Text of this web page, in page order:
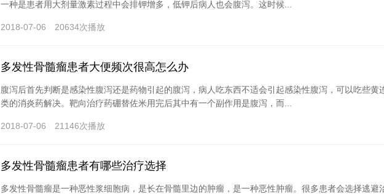
一种是患者用大剂量激素过程中会排钾增多，低钾后病人也会腹泻。这时候...
2018-07-06 20634次播放
多发性骨髓瘤患者大便频次很高怎么办
腹泻后首先判断是感染性腹泻还是药物引起的腹泻，病人吃东西不适会引起感染性腹泻，可以吃些黄
类的消炎药解决。靶向治疗药硼替佐米用完后其中有一个副作用是腹泻，而...
2018-07-06 21146次播放
多发性骨髓瘤患者有哪些治疗选择
多发性骨髓瘤是一种恶性浆细胞病，是长在骨髓里边的肿瘤，是一种恶性肿瘤。很多患者会选择逃避